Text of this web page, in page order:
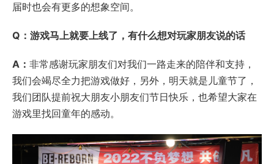
届时也会有更多的想象空间。
Q：游戏马上就要上线了，有什么想对玩家朋友说的话
A： 非常感谢玩家朋友们对我们一路走来的陪伴和支持，
我们会竭尽全力把游戏做好，另外，明天就是儿童节了，
我们团队提前祝大朋友小朋友们节日快乐，也希望大家在
游戏里找回童年的感动。